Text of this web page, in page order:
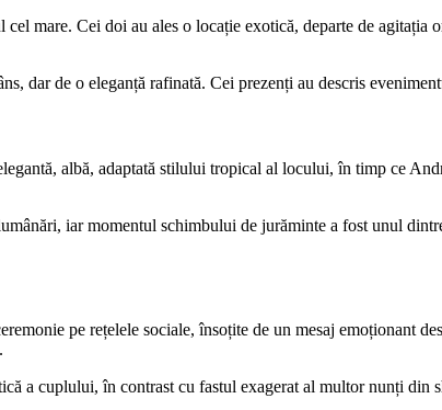
mare. Cei doi au ales o locație exotică, departe de
dar de o eleganță rafinată. Cei prezenți au descris
albă, adaptată stilului tropical al locului, în timp ce
iar momentul schimbului de jurăminte a fost unul
pe rețelele sociale, însoțite de un mesaj emoționant
a cuplului, în contrast cu fastul exagerat al multor nunți